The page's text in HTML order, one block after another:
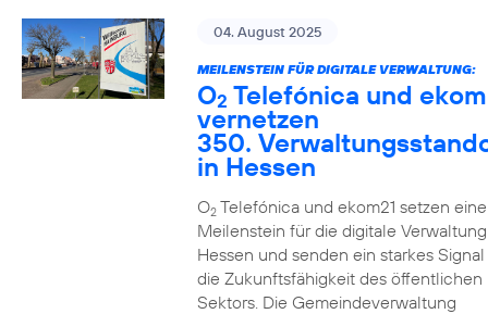
04. August 2025
MEILENSTEIN FÜR DIGITALE VERWALTUNG:
O2 Telefónica und
vernetzen
350.
in Hessen
O2Telefónica und ekom21 setzen
Meilenstein für die digitale
Hessen und senden ein starkes
die Zukunftsfähigkeit des öffentlichen
Sektors. Die Gemeindeverwaltung